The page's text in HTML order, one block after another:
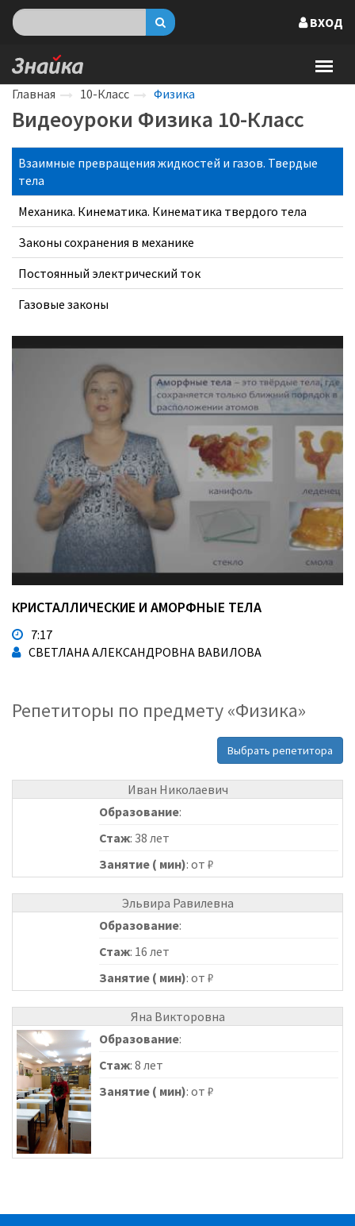
ВХОД
Главная 10-Класс Физика
Видеоуроки Физика 10-Класс
Взаимные превращения жидкостей и газов. Твердые
тела
Механика. Кинематика. Кинематика твердого тела
Законы сохранения в механике
Постоянный электрический ток
Газовые законы
КРИСТАЛЛИЧЕСКИЕ И АМОРФНЫЕ ТЕЛА
7:17
СВЕТЛАНА АЛЕКСАНДРОВНА ВАВИЛОВА
Репетиторы по предмету «Физика»
Выбрать репетитора
Иван Николаевич
Образование:
Стаж: 38 лет
Занятие ( мин): от ₽
Эльвира Равилевна
Образование:
Стаж: 16 лет
Занятие ( мин): от ₽
Яна Викторовна
Образование:
Стаж: 8 лет
Занятие ( мин): от ₽